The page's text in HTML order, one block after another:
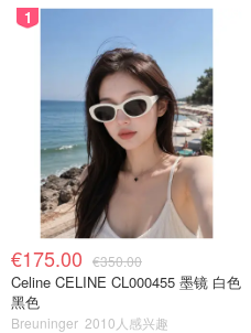
1
€175.00 €350.00
Celine CELINE CL000455 墨镜 白色
黑色
Breuninger 2010人感兴趣